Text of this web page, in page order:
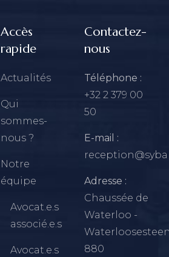
Accès
rapide
Actualités
Qui
sommes-
nous ?
Notre
équipe
Avocat.e.s
associé.e.s
Avocat.e.s
Contactez-
nous
Téléphone :
+32 2 379 00
50
E-mail :
Adresse :
Chaussée de
Waterloo -
880